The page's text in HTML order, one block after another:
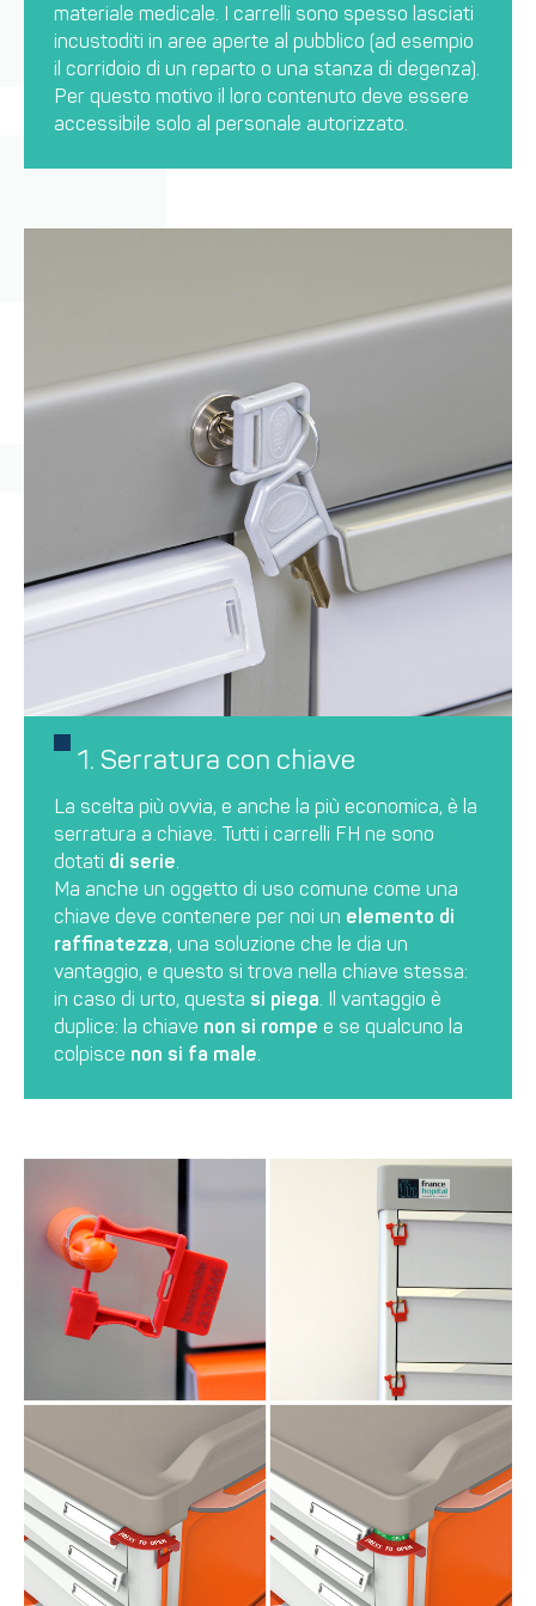
materiale medicale. I carrelli sono spesso lasciati
incustoditi in aree aperte al pubblico (ad esempio
il corridoio di un reparto o una stanza di degenza).
Per questo motivo il loro contenuto deve essere
accessibile solo al personale autorizzato.
1. Serratura con chiave
La scelta più ovvia, e anche la più economica, è la
serratura a chiave. Tutti i carrelli FH ne sono
dotati di serie.
Ma anche un oggetto di uso comune come una
chiave deve contenere per noi un elemento di
raffinatezza, una soluzione che le dia un
vantaggio, e questo si trova nella chiave stessa:
in caso di urto, questa si piega. Il vantaggio è
duplice: la chiave non si rompe e se qualcuno la
colpisce non si fa male.